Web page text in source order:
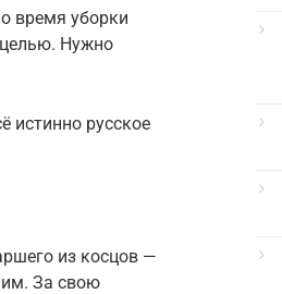
время уборки
Нужно
истинно русское
из косцов —
За свою